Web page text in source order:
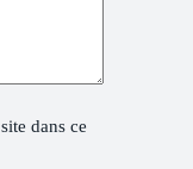
dans ce